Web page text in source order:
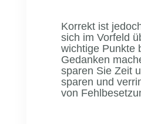
Korrekt ist
sich im Vorfeld
wichtige Punkte
Gedanken
sparen Sie Zeit
sparen und
von